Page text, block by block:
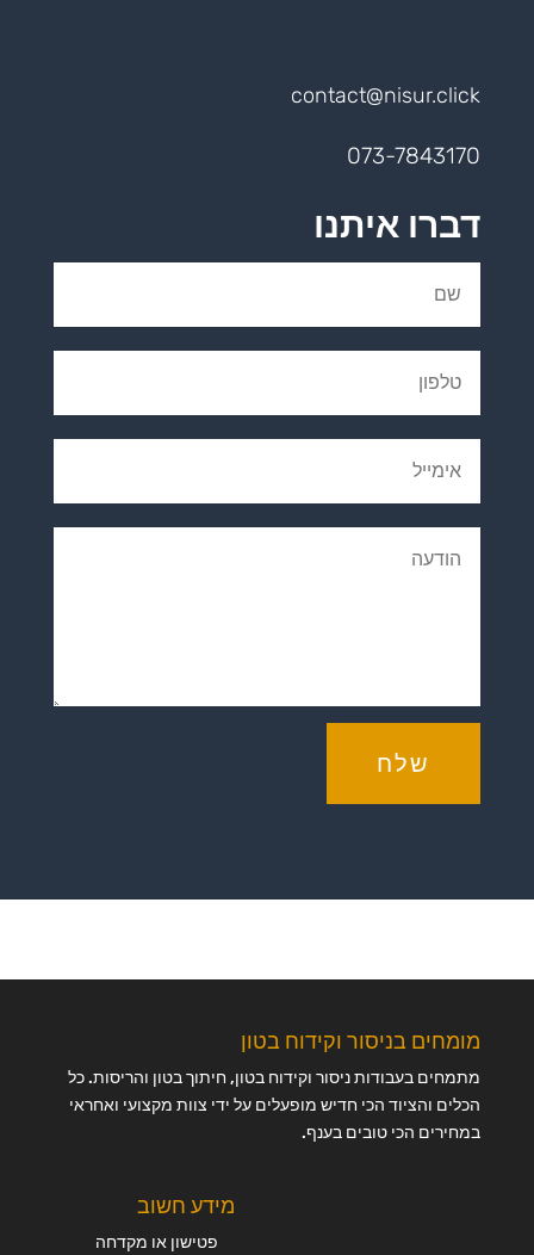
contact@nisur.click
073-7843170
דברו איתנו
שלח
מומחים בניסור וקידוח בטון
מתמחים בעבודות ניסור וקידוח בטון, חיתוך בטון והריסות. כל
הכלים והציוד הכי חדיש מופעלים על ידי צוות מקצועי ואחראי
במחירים הכי טובים בענף.
מידע חשוב
פטישון או מקדחה